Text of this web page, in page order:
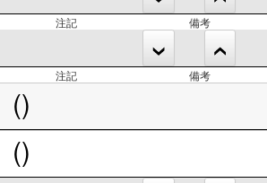
注記 備考
注記 備考
()
()